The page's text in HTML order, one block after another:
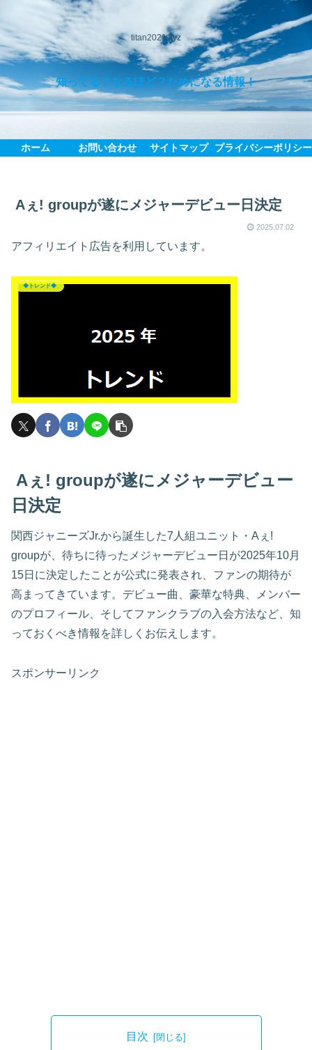
titan2021.xyz
知ってる？なるほど？ためになる情報！
ホーム お問い合わせ サイトマップ プライバシーポリシー
Aぇ! groupが遂にメジャーデビュー日決定
2025.07.02
アフィリエイト広告を利用しています。
◆トレンド◆
Aぇ! groupが遂にメジャーデビュー
日決定
関西ジャニーズJr.から誕生した7人組ユニット・Aぇ!
groupが、待ちに待ったメジャーデビュー日が2025年10月
15日に決定したことが公式に発表され、ファンの期待が
高まってきています。デビュー曲、豪華な特典、メンバー
のプロフィール、そしてファンクラブの入会方法など、知
っておくべき情報を詳しくお伝えします。
スポンサーリンク
目次